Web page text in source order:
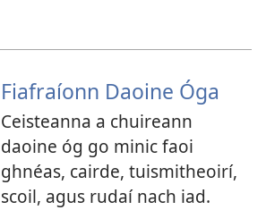
Fiafraíonn Daoine Óga
Ceisteanna a chuireann
daoine óg go minic faoi
ghnéas, cairde, tuismitheoirí,
scoil, agus rudaí nach iad.